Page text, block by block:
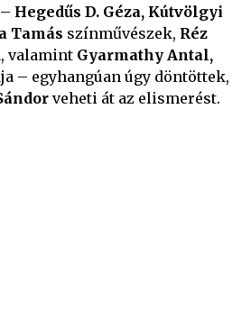
Hegedűs D. Géza, Kútvölgyi
Tamás színművészek, Réz
valamint Gyarmathy Antal,
– egyhangúan úgy döntöttek,
veheti át az elismerést.